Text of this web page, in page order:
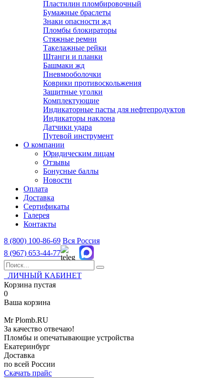
Пластилин пломбировочный
Бумажные браслеты
Знаки опасности жд
Пломбы блокираторы
Стяжные ремни
Такелажные рейки
Штанги и планки
Башмаки жд
Пневмооболочки
Коврики противоскольжения
Защитные уголки
Комплектующие
Индикаторные пасты для нефтепродуктов
Индикаторы наклона
Датчики удара
Путевой инструмент
О компании
Юридическим лицам
Отзывы
Бонусные баллы
Новости
Оплата
Доставка
Сертификаты
Галерея
Контакты
8 (800) 100-86-69 Вся Россия
8 (967) 653-44-77
ЛИЧНЫЙ КАБИНЕТ
Корзина пустая
0
Ваша корзина
MrPlomb.RU
За качество отвечаю!
Пломбы и опечатывающие устройства
Екатеринбург
Доставка
по всей России
Скачать прайс